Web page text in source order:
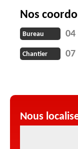
Nos
Bureau 04
Chantier 07
Nous